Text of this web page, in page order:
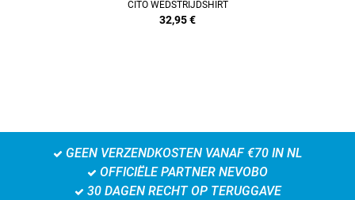
CITO WEDSTRIJDSHIRT
32,95€
GEEN VERZENDKOSTEN VANAF €70 IN NL
OFFICIËLE PARTNER NEVOBO
30 DAGEN RECHT OP TERUGGAVE